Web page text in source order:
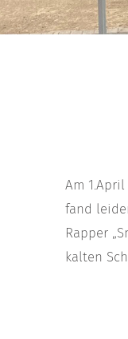
Am
fand
Rapper
kalten